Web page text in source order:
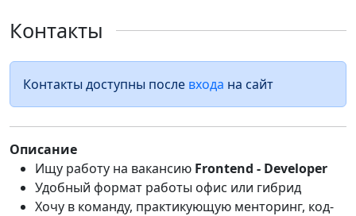
Контакты
Контакты доступны после входа на сайт
Описание
Ищу работу на вакансию Frontend - Developer
Удобный формат работы офис или гибрид
Хочу в команду, практикующую менторинг, код-